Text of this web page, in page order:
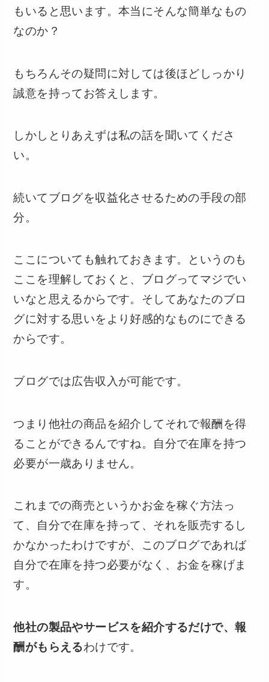
もいると思います。本当にそんな簡単なもの
なのか？
もちろんその疑問に対しては後ほどしっかり
誠意を持ってお答えします。
しかしとりあえずは私の話を聞いてくださ
い。
続いてブログを収益化させるための手段の部
分。
ここについても触れておきます。というのも
ここを理解しておくと、ブログってマジでい
いなと思えるからです。そしてあなたのブロ
グに対する思いをより好感的なものにできる
からです。
ブログでは広告収入が可能です。
つまり他社の商品を紹介してそれで報酬を得
ることができるんですね。自分で在庫を持つ
必要が一歳ありません。
これまでの商売というかお金を稼ぐ方法っ
て、自分で在庫を持って、それを販売するし
かなかったわけですが、このブログであれば
自分で在庫を持つ必要がなく、お金を稼げま
す。
他社の製品やサービスを紹介するだけで、報
酬がもらえるわけです。